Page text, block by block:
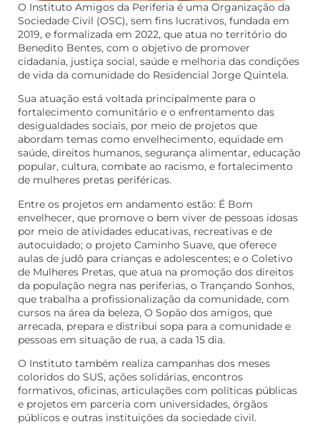
O Instituto Amigos da Periferia é uma Organização da
Sociedade Civil (OSC), sem fins lucrativos, fundada em
2019, e formalizada em 2022, que atua no território do
Benedito Bentes, com o objetivo de promover
cidadania, justiça social, saúde e melhoria das condições
de vida da comunidade do Residencial Jorge Quintela.
Sua atuação está voltada principalmente para o
fortalecimento comunitário e o enfrentamento das
desigualdades sociais, por meio de projetos que
abordam temas como envelhecimento, equidade em
saúde, direitos humanos, segurança alimentar, educação
popular, cultura, combate ao racismo, e fortalecimento
de mulheres pretas periféricas.
Entre os projetos em andamento estão: É Bom
envelhecer, que promove o bem viver de pessoas idosas
por meio de atividades educativas, recreativas e de
autocuidado; o projeto Caminho Suave, que oferece
aulas de judô para crianças e adolescentes; e o Coletivo
de Mulheres Pretas, que atua na promoção dos direitos
da população negra nas periferias, o Trançando Sonhos,
que trabalha a profissionalização da comunidade, com
cursos na área da beleza, O Sopão dos amigos, que
arrecada, prepara e distribui sopa para a comunidade e
pessoas em situação de rua, a cada 15 dia.
O Instituto também realiza campanhas dos meses
coloridos do SUS, ações solidárias, encontros
formativos, oficinas, articulações com políticas públicas
e projetos em parceria com universidades, órgãos
públicos e outras instituições da sociedade civil.